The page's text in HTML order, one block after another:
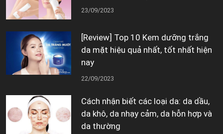
23/09/2023
[Review] Top 10 Kem dưỡng trắng
da mặt hiệu quả nhất, tốt nhất hiện
nay
22/09/2023
Cách nhận biết các loại da: da dầu,
da khô, da nhạy cảm, da hỗn hợp và
da thường